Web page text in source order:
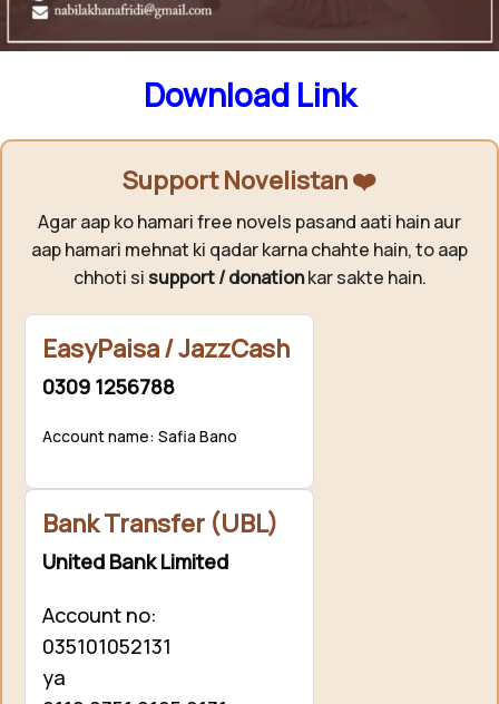
Download Link
Support Novelistan ❤️
Agar aap ko hamari free novels pasand aati hain aur
aap hamari mehnat ki qadar karna chahte hain, to aap
chhoti si support / donationkar sakte hain.
EasyPaisa / JazzCash
0309 1256788
Account name: Safia Bano
Bank Transfer (UBL)
United Bank Limited
Account no:
035101052131
ya